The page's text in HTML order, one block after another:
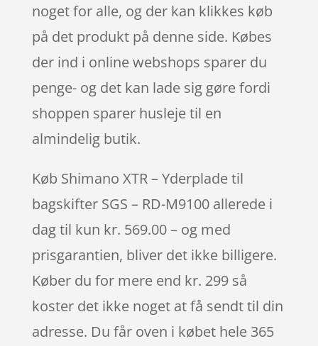
noget for alle, og der kan klikkes køb
på det produkt på denne side. Købes
der ind i online webshops sparer du
penge- og det kan lade sig gøre fordi
shoppen sparer husleje til en
almindelig butik.
Køb Shimano XTR – Yderplade til
bagskifter SGS – RD-M9100 allerede i
dag til kun kr. 569.00 – og med
prisgarantien, bliver det ikke billigere.
Køber du for mere end kr. 299 så
koster det ikke noget at få sendt til din
adresse. Du får oven i købet hele 365